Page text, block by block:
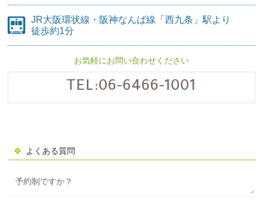
JR大阪環状線・阪神なんば線 「西九条」駅より
徒歩約1分
お気軽にお問い合わせください
TEL:06-6466-1001
よくある質問
予約制ですか？